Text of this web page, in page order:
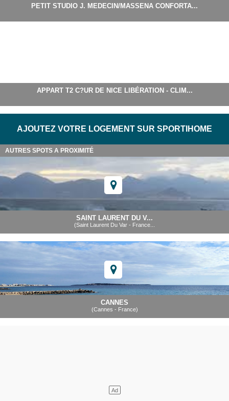
PETIT STUDIO J. MEDECIN/MASSENA CONFORTA...
APPART T2 C?UR DE NICE LIBÉRATION - CLIM...
AJOUTEZ VOTRE LOGEMENT SUR SPORTIHOME
AUTRES SPOTS A PROXIMITÉ
SAINT LAURENT DU V...
(Saint Laurent Du Var - France...
CANNES
(Cannes - France)